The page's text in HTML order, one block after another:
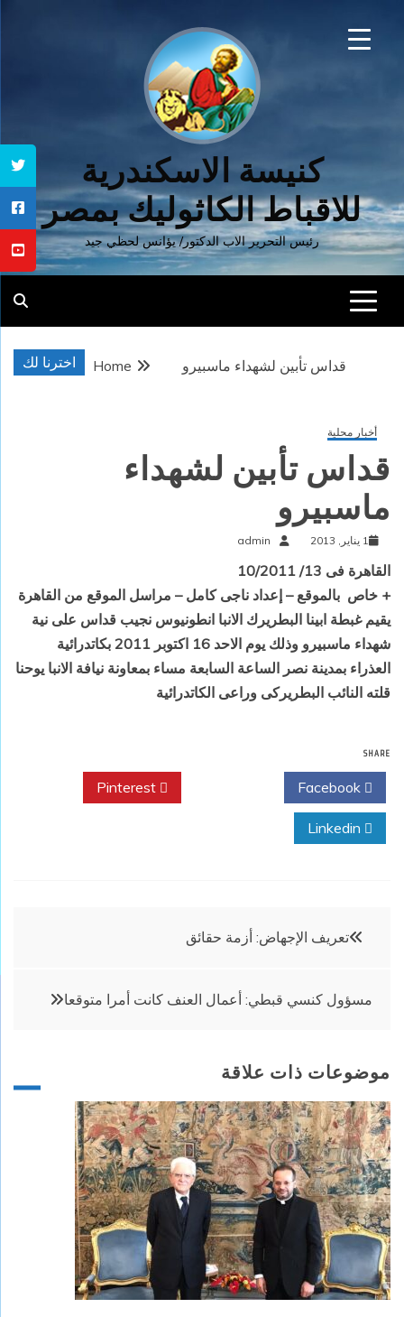
كنيسة الاسكندرية
للاقباط الكاثوليك بمصر
رئيس التحرير الاب الدكتور/ يؤانس لحظي جيد
اخترنا لك Home قداس تأبين لشهداء ماسبيرو
أخبار محلية
قداس تأبين لشهداء
ماسبيرو
1 يناير, 2013 admin
القاهرة فى 13/ 10/2011
+ خاص بالموقع – إعداد ناجى كامل – مراسل الموقع من القاهرة
يقيم غبطة ابينا البطريرك الانبا انطونيوس نجيب قداس على نية
شهداء ماسبيرو وذلك يوم الاحد 16 اكتوبر 2011 بكاتدرائية
العذراء بمدينة نصر الساعة السابعة مساء بمعاونة نيافة الانبا يوحنا
قلته النائب البطريركى وراعى الكاتدرائية
SHARE
تصفّح
تعريف الإجهاض: أزمة حقائق
مسؤول كنسي قبطي: أعمال العنف كانت أمرا متوقعا
موضوعات ذات علاقة